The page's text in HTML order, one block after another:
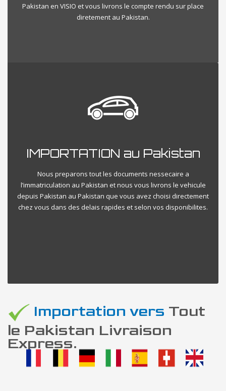
Pakistan en VISIO et vous livrons le compte rendu sur place
diretement au Pakistan.
IMPORTATION au Pakistan
Nous preparons tout les documents nessecaire a
l’immatriculation au Pakistan et nous vous livrons le vehicule
depuis Pakistan au Pakistan que vous avez choisi directement
chez vous dans des delais rapides et selon vos disponibilites.
Importation vers Tout
le Pakistan Livraison
Express.